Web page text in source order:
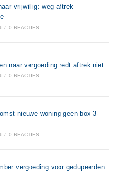
vrijwillig: weg aftrek
/ 0 REACTIES
naar vergoeding redt aftrek niet
/ 0 REACTIES
nieuwe woning geen box 3-
/ 0 REACTIES
vergoeding voor gedupeerden